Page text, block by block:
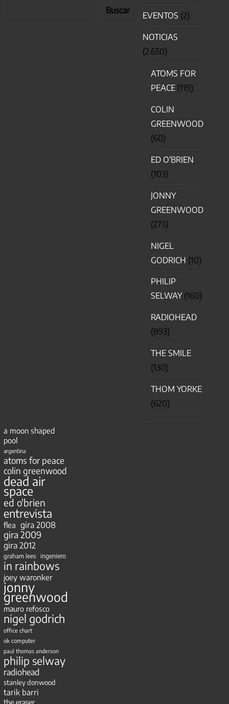
Buscar
EVENTOS (2)
NOTICIAS
(2.650)
ATOMS FOR
PEACE (119)
COLIN
GREENWOOD
(60)
ED O'BRIEN
(103)
JONNY
GREENWOOD
(273)
NIGEL
GODRICH (10)
PHILIP
SELWAY(160)
RADIOHEAD
(893)
THE SMILE
(130)
THOM YORKE
(620)
a moon shaped
pool
argentina
atoms for peace
colin greenwood
dead air
space
ed o'brien
entrevista
flea gira 2008
gira 2009
gira 2012
graham lees ingeniero
in rainbows
joey waronker
jonny
greenwood
mauro refosco
nigel godrich
office chart
ok computer
paul thomas anderson
philip selway
radiohead
stanley donwood
tarik barri